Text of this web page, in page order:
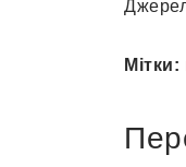
Мітки: